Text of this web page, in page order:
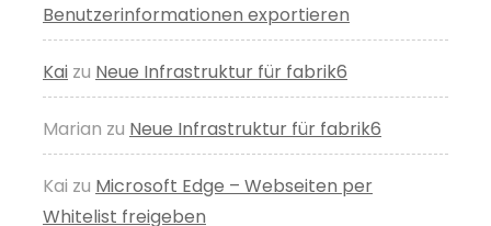
Benutzerinformationen exportieren
Kai zu Neue Infrastruktur für fabrik6
Marian zu Neue Infrastruktur für fabrik6
Kai zu Microsoft Edge – Webseiten per
Whitelist freigeben